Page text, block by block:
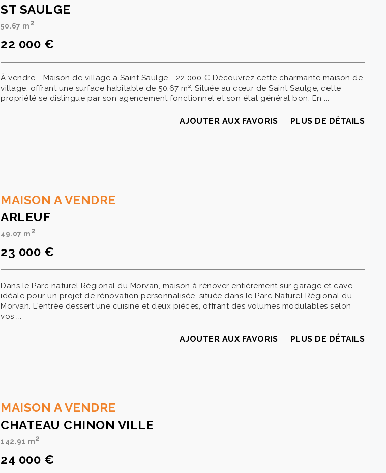
ST SAULGE
50.67 m2
22 000 €
À vendre - Maison de village à Saint Saulge - 22 000 € Découvrez cette charmante maison de
village, offrant une surface habitable de 50,67 m². Située au cœur de Saint Saulge, cette
propriété se distingue par son agencement fonctionnel et son état général bon. En ...
AJOUTER AUX FAVORIS PLUS DE DÉTAILS
MAISON A VENDRE
ARLEUF
49.07 m2
23 000 €
Dans le Parc naturel Régional du Morvan, maison à rénover entièrement sur garage et cave,
idéale pour un projet de rénovation personnalisée, située dans le Parc Naturel Régional du
Morvan. L'entrée dessert une cuisine et deux pièces, offrant des volumes modulables selon
vos ...
AJOUTER AUX FAVORIS PLUS DE DÉTAILS
MAISON A VENDRE
CHATEAU CHINON VILLE
142.91 m2
24 000 €